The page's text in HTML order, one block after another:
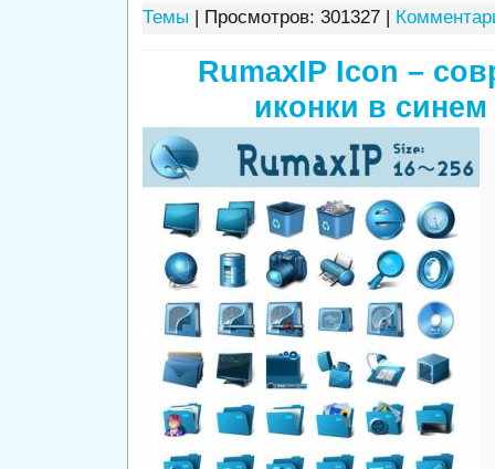
Темы | Просмотров: 301327 |
RumaxIP Icon –
иконки в синем